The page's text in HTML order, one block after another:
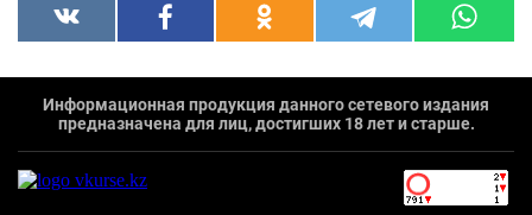
Информационная продукция данного сетевого издания
предназначена для лиц, достигших 18 лет и старше.